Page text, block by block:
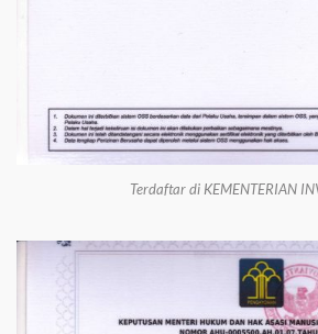
Terdaftar di KEMENTERIAN